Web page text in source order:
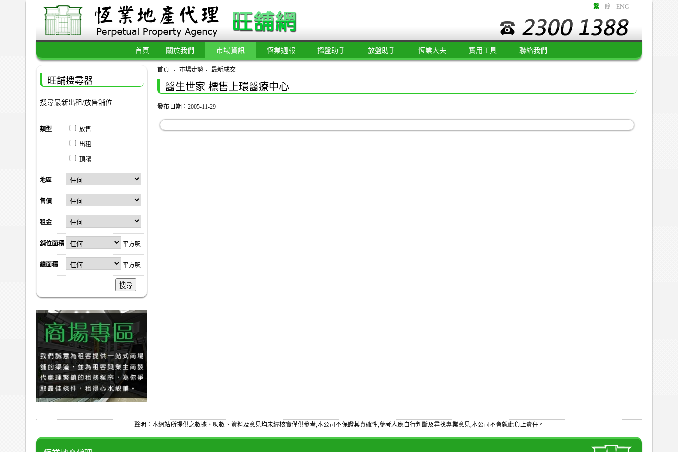
繁 簡 ENG
首頁 關於我們 市場資訊 恆業週報 搵盤助手 放盤助手 恆業大夫 實用工具 聯絡我們
首頁 市場走勢 最新成交
醫生世家 標售上環醫療中心
發布日期：2005-11-29
旺舖搜尋器
搜尋最新出租/放售舖位
類型 放售
出租
頂讓
地區
售價
租金
舖位面積 平方呎
總面積 平方呎
搜尋
聲明：本網站所提供之數據、呎數、資料及意見均未經核實僅供參考,本公司不保證其真確性,參考人應自行判斷及尋找專業意見,本公司不會就此負上責任。